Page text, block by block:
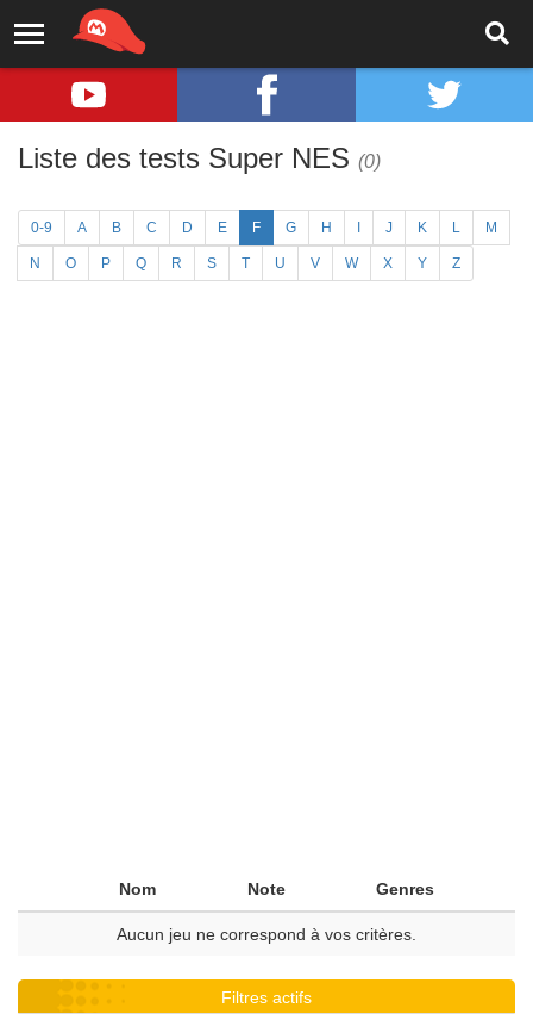
Liste des tests Super NES (0)
0-9 A B C D E F G H J K L M
N O P Q R S T U V W X Y Z
Nom Note Genres
Aucun jeu ne correspond à vos critères.
Filtres actifs